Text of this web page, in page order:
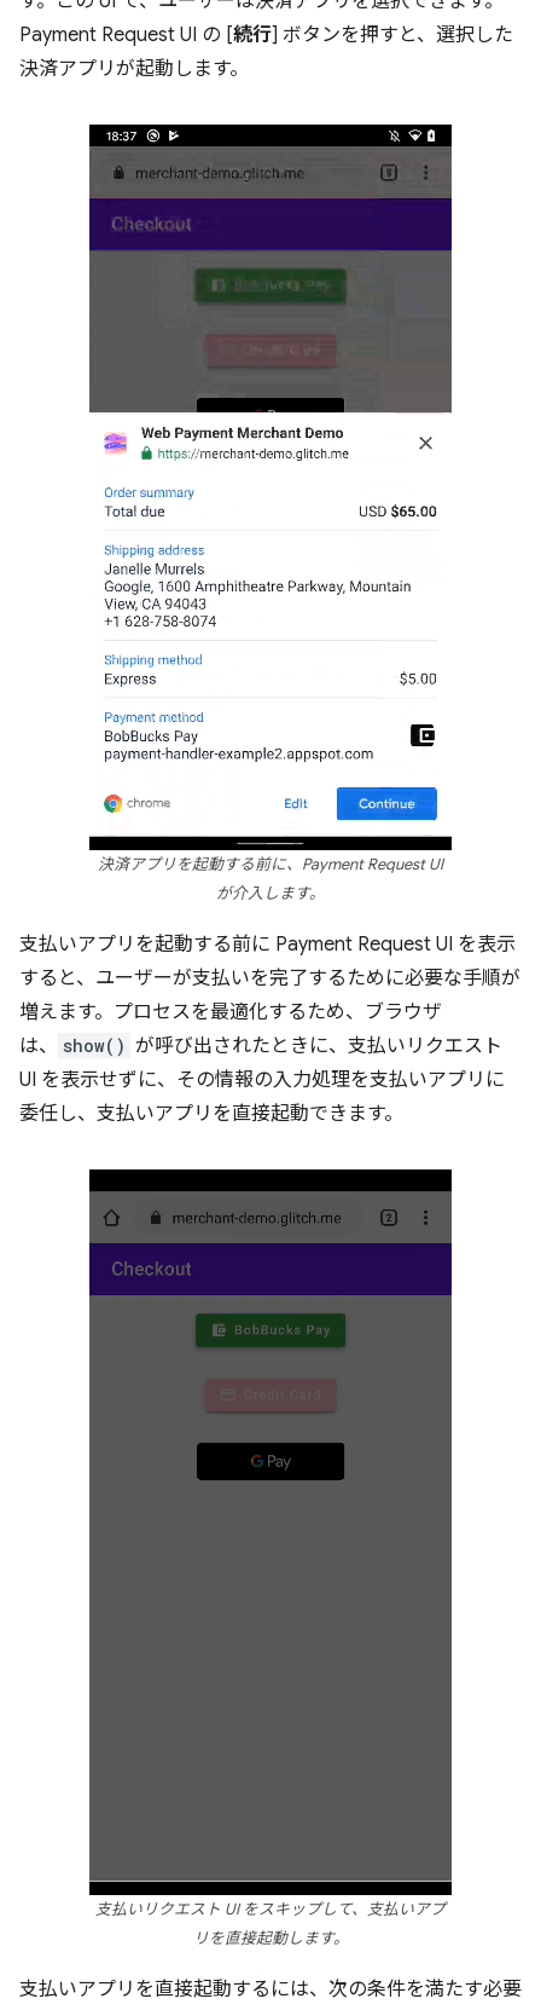
Payment Request UI の [続行] ボタンを押すと、選択した
決済アプリが起動します。
決済アプリを起動する前に、Payment Request UI
が介入します。
支払いアプリを起動する前に Payment Request UI を表示
すると、ユーザーが支払いを完了するために必要な手順が
増えます。プロセスを最適化するため、ブラウザ
は、
show() が呼び出されたときに、支払いリクエスト
UI を表示せずに、その情報の入力処理を支払いアプリに
委任し、支払いアプリを直接起動できます。
支払いリクエスト UI をスキップして、支払いアプ
リを直接起動します。
支払いアプリを直接起動するには、次の条件を満たす必要